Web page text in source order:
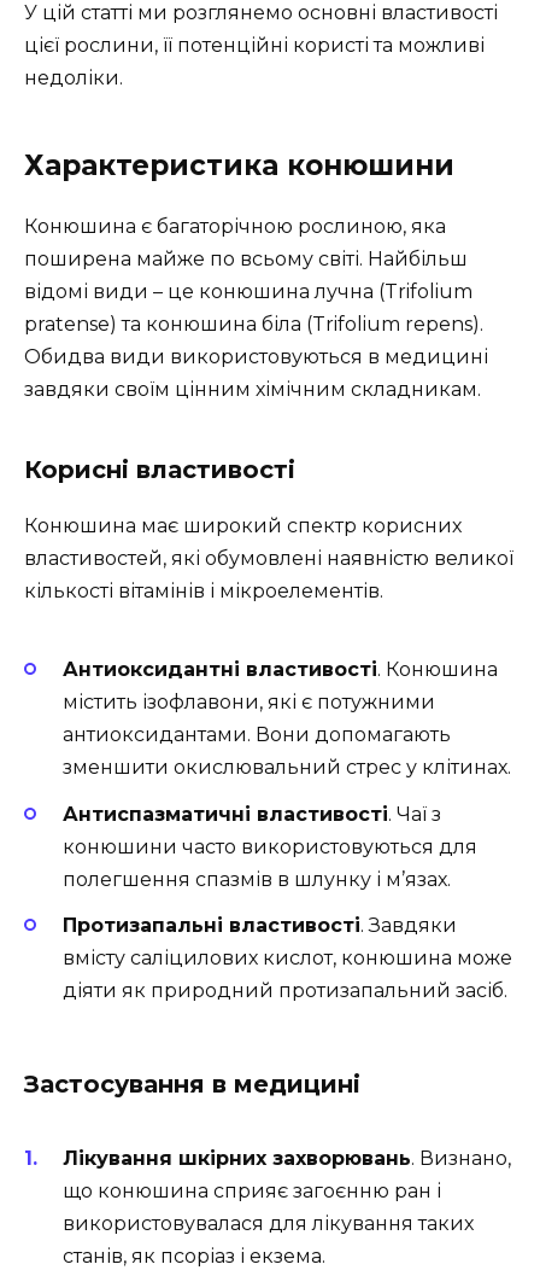
У цій статті ми розглянемо основні властивості
цієї рослини, її потенційні користі та можливі
недоліки.
Характеристика конюшини
Конюшина є багаторічною рослиною, яка
поширена майже по всьому світі. Найбільш
відомі види – це конюшина лучна (Trifolium
pratense) та конюшина біла (Trifolium repens).
Обидва види використовуються в медицині
завдяки своїм цінним хімічним складникам.
Корисні властивості
Конюшина має широкий спектр корисних
властивостей, які обумовлені наявністю великої
кількості вітамінів і мікроелементів.
Антиоксидантні властивості. Конюшина
містить ізофлавони, які є потужними
антиоксидантами. Вони допомагають
зменшити окислювальний стрес у клітинах.
Антиспазматичні властивості. Чаї з
конюшини часто використовуються для
полегшення спазмів в шлунку і м’язах.
Протизапальні властивості. Завдяки
вмісту саліцилових кислот, конюшина може
діяти як природний протизапальний засіб.
Застосування в медицині
Лікування шкірних захворювань. Визнано,
що конюшина сприяє загоєнню ран і
використовувалася для лікування таких
станів, як псоріаз і екзема.